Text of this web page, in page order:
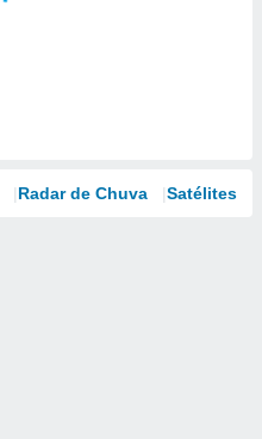
Radar de Chuva Satélites